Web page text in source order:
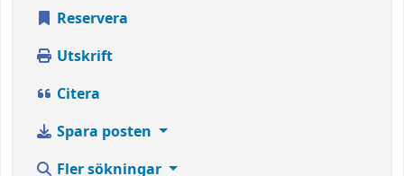
Reservera
Utskrift
Citera
Spara posten
Fler sökningar